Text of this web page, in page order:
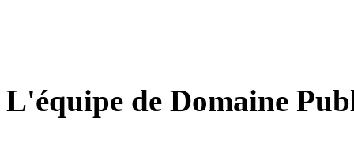
L'équipe de Domaine